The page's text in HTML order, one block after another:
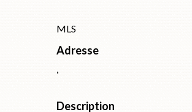
MLS
Adresse
,
Description